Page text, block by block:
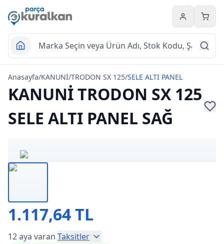
Hesabım
Anasayfa/KANUNİ/TRODON SX 125/SELE ALTI PANEL
KANUNİ TRODON SX 125
SELE ALTI PANEL SAĞ
1.117,64 TL
12 aya varan Taksitler